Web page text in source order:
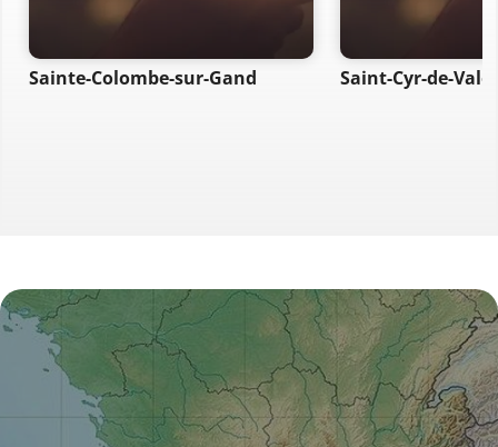
Sainte-Colombe-sur-Gand Saint-Cyr-de-